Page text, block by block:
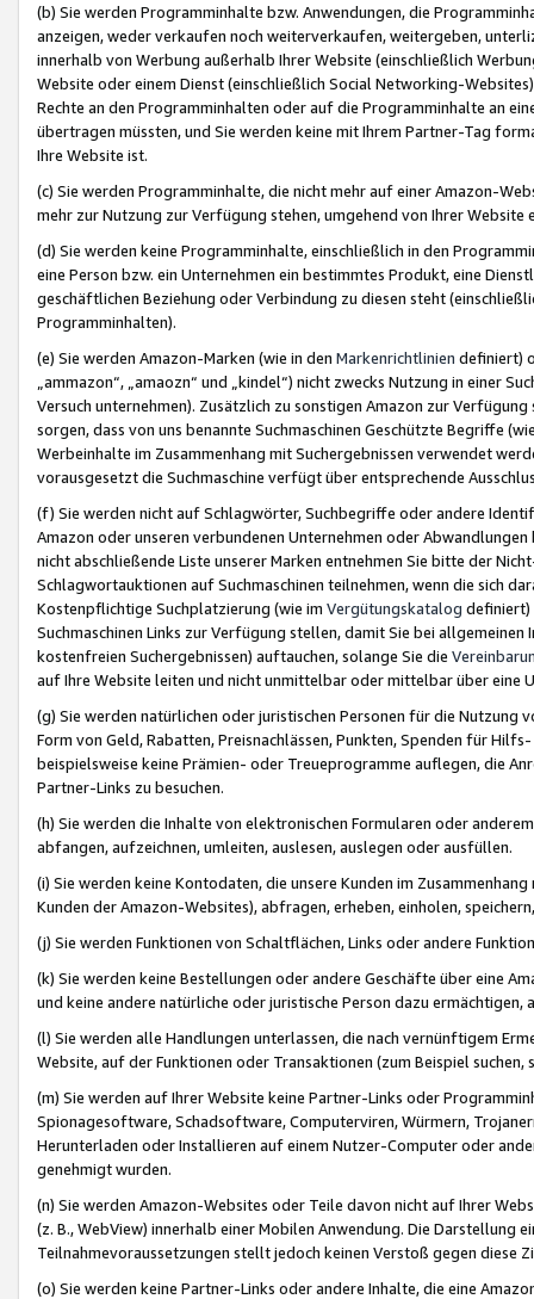
(b) Sie werden Programminhalte bzw. Anwendungen, die
anzeigen, weder verkaufen noch weiterverkaufen, weitergeben,
innerhalb von Werbung außerhalb Ihrer Website (einschließlich
Website oder einem Dienst (einschließlich Social Networking-
Rechte an den Programminhalten oder auf die Programminhalte an
übertragen müssten, und Sie werden keine mit Ihrem Partner-Tag
Ihre Website ist.
(c) Sie werden Programminhalte, die nicht mehr auf einer Amazon-
mehr zur Nutzung zur Verfügung stehen, umgehend von Ihrer
(d) Sie werden keine Programminhalte, einschließlich in den
eine Person bzw. ein Unternehmen ein bestimmtes Produkt, eine
geschäftlichen Beziehung oder Verbindung zu diesen steht
Programminhalten).
(e) Sie werden Amazon-Marken (wie in den Markenrichtlinien definiert)
„ammazon“, „amaozn“ und „kindel“) nicht zwecks Nutzung in einer
Versuch unternehmen). Zusätzlich zu sonstigen Amazon zur
sorgen, dass von uns benannte Suchmaschinen Geschützte Begriffe
Werbeinhalte im Zusammenhang mit Suchergebnissen verwendet
vorausgesetzt die Suchmaschine verfügt über entsprechende
(f) Sie werden nicht auf Schlagwörter, Suchbegriffe oder andere
Amazon oder unseren verbundenen Unternehmen oder
nicht abschließende Liste unserer Marken entnehmen Sie bitte der
Schlagwortauktionen auf Suchmaschinen teilnehmen, wenn die sich
Kostenpflichtige Suchplatzierung (wie im Vergütungskatalog definiert)
Suchmaschinen Links zur Verfügung stellen, damit Sie bei
kostenfreien Suchergebnissen) auftauchen, solange Sie die
auf Ihre Website leiten und nicht unmittelbar oder mittelbar über eine
(g) Sie werden natürlichen oder juristischen Personen für die Nutzung
Form von Geld, Rabatten, Preisnachlässen, Punkten, Spenden für
beispielsweise keine Prämien- oder Treueprogramme auflegen, die
Partner-Links zu besuchen.
(h) Sie werden die Inhalte von elektronischen Formularen oder
abfangen, aufzeichnen, umleiten, auslesen, auslegen oder ausfüllen.
(i) Sie werden keine Kontodaten, die unsere Kunden im
Kunden der Amazon-Websites), abfragen, erheben, einholen,
(j) Sie werden Funktionen von Schaltflächen, Links oder andere
(k) Sie werden keine Bestellungen oder andere Geschäfte über eine
und keine andere natürliche oder juristische Person dazu
(l) Sie werden alle Handlungen unterlassen, die nach vernünftigem
Website, auf der Funktionen oder Transaktionen (zum Beispiel
(m) Sie werden auf Ihrer Website keine Partner-Links oder
Spionagesoftware, Schadsoftware, Computerviren, Würmern,
Herunterladen oder Installieren auf einem Nutzer-Computer oder
genehmigt wurden.
(n) Sie werden Amazon-Websites oder Teile davon nicht auf Ihrer
(z. B., WebView) innerhalb einer Mobilen Anwendung. Die Darstellung
Teilnahmevoraussetzungen stellt jedoch keinen Verstoß gegen diese
(o) Sie werden keine Partner-Links oder andere Inhalte, die eine